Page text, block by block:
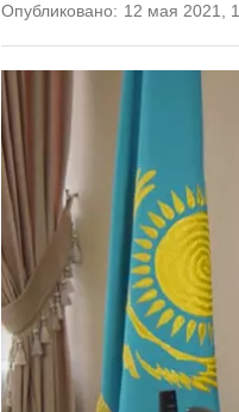
Опубликовано: 12 мая 2021,